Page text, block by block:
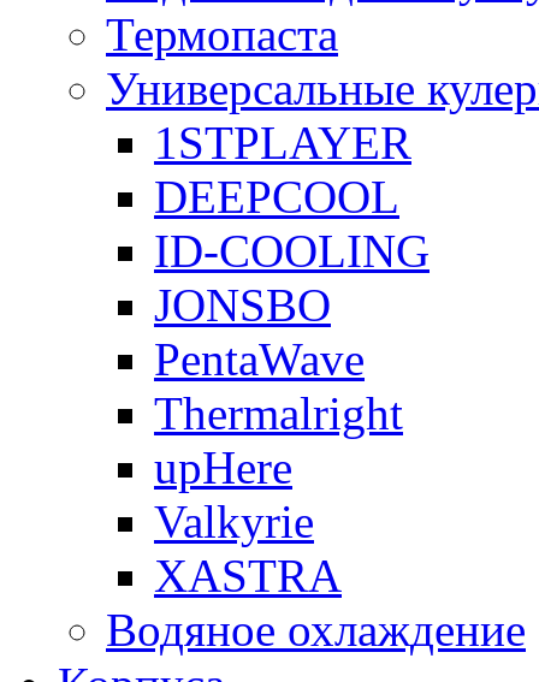
Термопаста
Универсальные
1STPLAYER
DEEPCOOL
ID-COOLING
JONSBO
PentaWave
Thermalright
upHere
Valkyrie
XASTRA
Водяное охлаждение